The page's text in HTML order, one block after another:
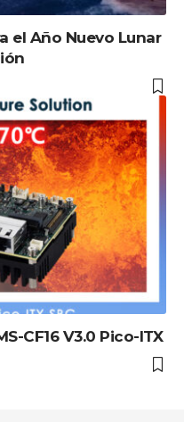
el Año Nuevo Lunar
CF16 V3.0 Pico-ITX